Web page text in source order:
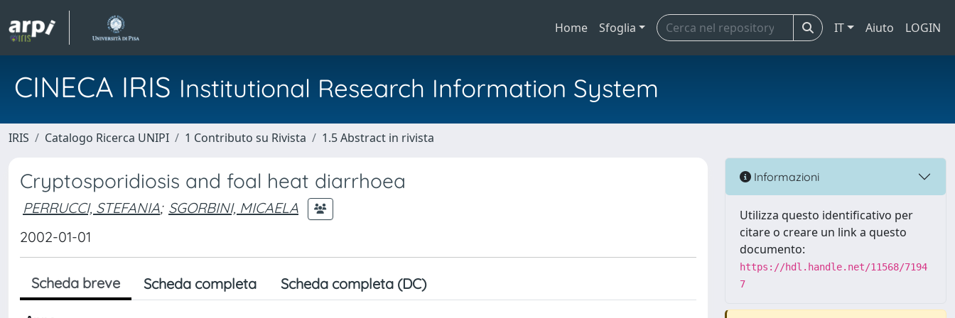
Home Sfoglia IT Aiuto LOGIN
CINECA IRIS Institutional Research Information System
IRIS Catalogo Ricerca UNIPI 1 Contributo su Rivista 1.5 Abstract in rivista
Cryptosporidiosis and foal heat diarrhoea
PERRUCCI, STEFANIA; SGORBINI, MICAELA
2002-01-01
Scheda breve Scheda completa Scheda completa (DC)
Informazioni
Utilizza questo identificativo per
citare o creare un link a questo
documento:
https://hdl.handle.net/11568/7194
7